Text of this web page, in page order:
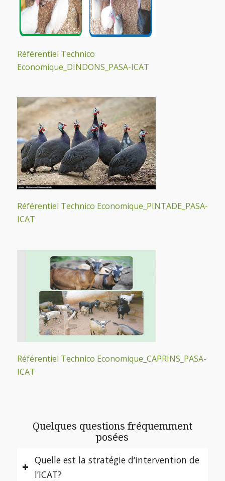
Référentiel Technico
Economique_DINDONS_PASA-ICAT
Référentiel Technico Economique_PINTADE_PASA-
ICAT
Référentiel Technico Economique_CAPRINS_PASA-
ICAT
Quelques questions fréquemment
posées
Quelle est la stratégie d‘intervention de
l’ICAT?